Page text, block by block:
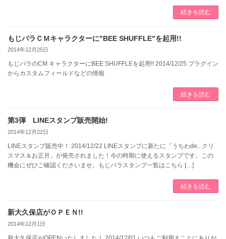
続きを読む
もじパラＣＭキャラクターに"BEE SHUFFLE"を起用!!
2014年12月25日
もじパラのCM キャラクターにBEE SHUFFLEを起用!! 2014/12/25 プラグイン
からカスタムフィールドなどの情報
続きを読む
第3弾 LINEスタンプ販売開始!
2014年12月22日
LINEスタンプ販売中！ 2014/12/22 LINEスタンプに新たに「うちわde...クリ
スマス＆お正月」が発売されました！今の時期に使えるスタンプです。この
機会にぜひご確認くださいませ。もじパラスタンプ一覧はこちら […]
続きを読む
新大久保店がＯＰＥＮ!!
2014年12月1日